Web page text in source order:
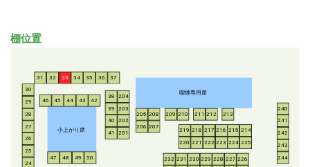
棚位置
小上がり席
喫煙専用席
24
25
26
27
28
29
30
31 32 33 34 35 36 37
38
39
40
41
42
43
44
45
46
47 48 49 50
201
202
203
204
205
206 207
208 209 210 211 212 213
214
215
216
217
218
219
220 221 222 223 224 225
226
227
228
229
230
231
232
240
241
242
243
244